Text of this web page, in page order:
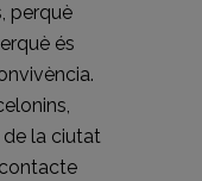
perquè
és
la ciutat